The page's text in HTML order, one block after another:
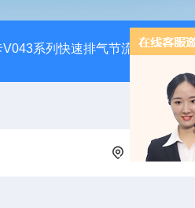
系列快速排气节流阀
当前位置：